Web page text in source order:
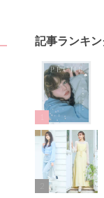
記事ランキン